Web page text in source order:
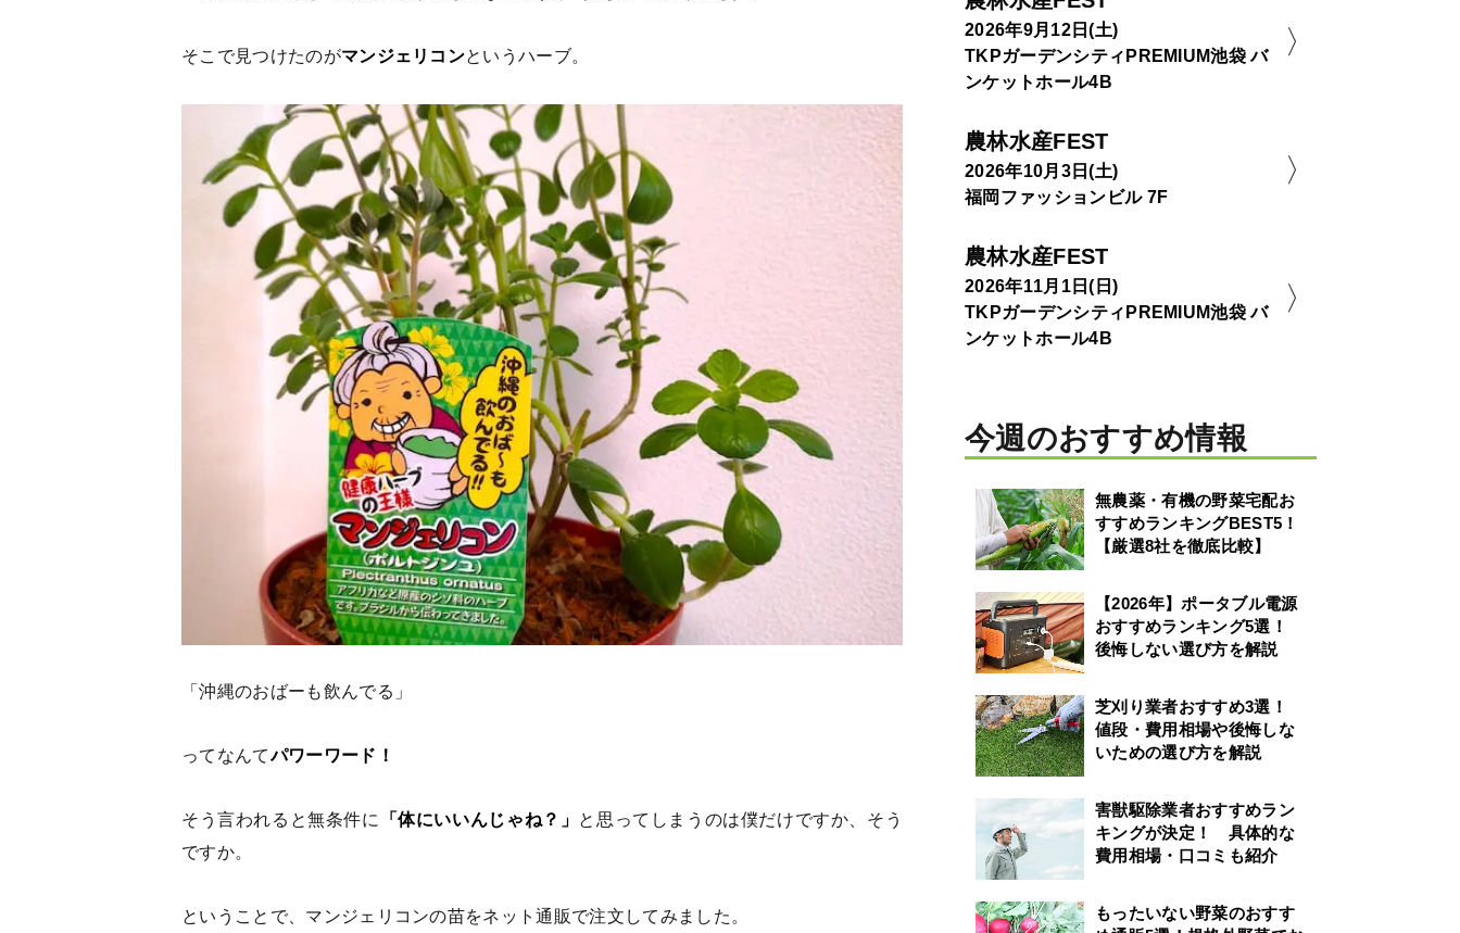
そこで見つけたのがマンジェリコンというハーブ。
「沖縄のおばーも飲んでる」
ってなんてパワーワード！
そう言われると無条件に 「体にいいんじゃね？」 と思ってしまうのは僕だけですか、そう
ですか。
ということで、マンジェリコンの苗をネット通販で注文してみました。
2026年9月12日(土)
TKPガーデンシティPREMIUM池袋 バ
ンケットホール4B
農林水産FEST
2026年10月3日(土)
福岡ファッションビル 7F
農林水産FEST
2026年11月1日(日)
TKPガーデンシティPREMIUM池袋 バ
ンケットホール4B
今週のおすすめ情報
無農薬・有機の野菜宅配お
すすめランキングBEST5！
【厳選8社を徹底比較】
【2026年】ポータブル電源
おすすめランキング5選！
後悔しない選び方を解説
芝刈り業者おすすめ3選！
値段・費用相場や後悔しな
いための選び方を解説
害獣駆除業者おすすめラン
キングが決定！ 具体的な
費用相場・口コミも紹介
もったいない野菜のおすす